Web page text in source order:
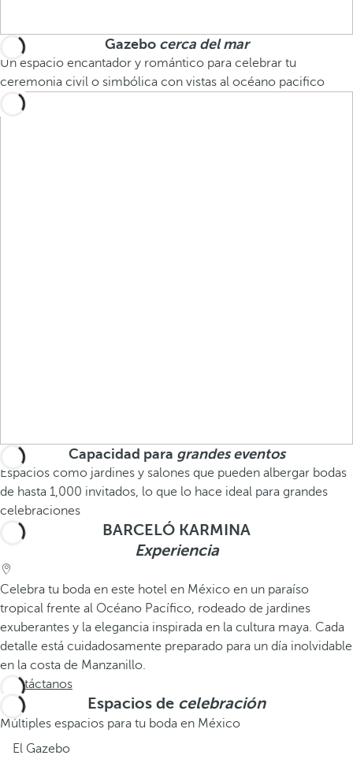
Gazebo cerca del mar
Un espacio encantador y romántico para celebrar tu
ceremonia civil o simbólica con vistas al océano pacifico
Capacidad para grandes eventos
Espacios como jardines y salones que pueden albergar bodas
de hasta 1,000 invitados, lo que lo hace ideal para grandes
celebraciones
BARCELÓ KARMINA
Experiencia
Celebra tu boda en este hotel en México en un paraíso
tropical frente al Océano Pacífico, rodeado de jardines
exuberantes y la elegancia inspirada en la cultura maya. Cada
detalle está cuidadosamente preparado para un día inolvidable
en la costa de Manzanillo.
Contáctanos
Espacios de celebración
Múltiples espacios para tu boda en México
El Gazebo